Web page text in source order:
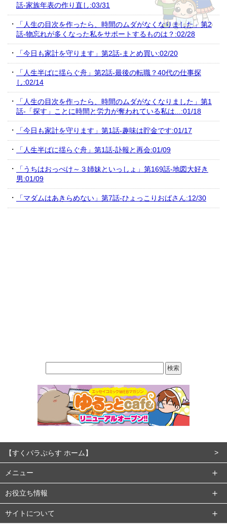
話-家族年表の作り直し:03/31
「人生の目次を作ったら、時間のムダがなくなりました」第2
話-物忘れが多くなった私をサポートするものは？:02/28
「今日も家計を守ります」第2話-まとめ買い:02/20
「人生半ばに揺らぐ舟」第2話-最後の転職？40代の仕事探
し:02/14
「人生の目次を作ったら、時間のムダがなくなりました」第1
話-「探す」ことに時間と労力が奪われている私は...:01/18
「今日も家計を守ります」第1話-趣味は貯金です:01/17
「人生半ばに揺らぐ舟」第1話-訃報と再会:01/09
「うちはおっぺけ～３姉妹といっしょ」第169話-地図大好き
男:01/09
「マダムはあきらめない」第7話-ひょっこりおばさん:12/30
メニュー
お役立ち情報
【すくパラぷらす ホーム】
サイトについて